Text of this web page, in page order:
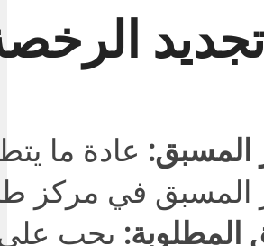
المسبق: عادة ما
المسبق في مركز
المطلوبة: يجب